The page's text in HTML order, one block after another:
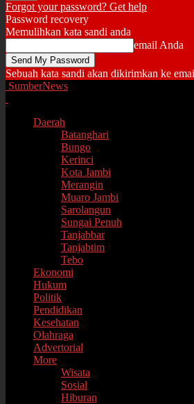
Forgot your password? Get help
Password recovery
Memulihkan kata sandi anda
email Anda
Sebuah kata sandi akan dikirimkan ke
SumberNews
Daerah
Batanghari
Bungo
Kerinci
Kota Jambi
Merangin
Muaro Jambi
Sarolangun
Sungai Penuh
Tanjabbar
Tanjabtim
Tebo
Ekonomi
Hukum
Politik
Pendidikan
Kesehatan
Olahraga
Advertorial
More
Wisata
Sosial
Hiburan